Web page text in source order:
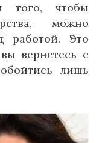
того, чтобы
можно
работой. Это
вернетесь с
лишь